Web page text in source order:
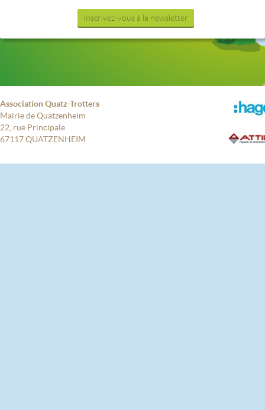
Inscrivez-vous à la newsletter
Association Quatz-Trotters
Mairie de Quatzenheim
22, rue Principale
67117 QUATZENHEIM